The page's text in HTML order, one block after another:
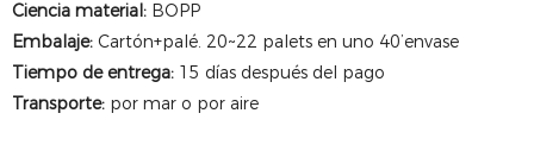
Ciencia material: BOPP
Embalaje: Cartón+palé. 20~22 palets en uno 40’envase
Tiempo de entrega: 15 días después del pago
Transporte: por mar o por aire